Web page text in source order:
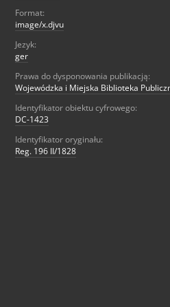
Format:
image/x.djvu
Jezyk:
ger
Prawa do dysponowania publikacją:
Wojewódzka i Miejska Biblioteka
Identyfikator obiektu cyfrowego:
DC-1423
Identyfikator oryginału:
Reg. 196 II/1828